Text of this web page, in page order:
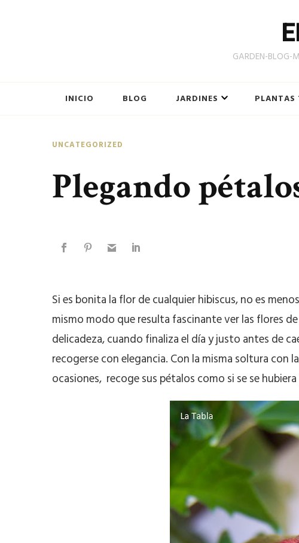
GARDEN-BLOG-
INICIO BLOG JARDINES PLANTAS
UNCATEGORIZED
Plegando
Si es bonita la flor de cualquier hibiscus, no es
mismo modo que resulta fascinante ver las flores
delicadeza, cuando finaliza el día y justo antes de
recogerse con elegancia. Con la misma soltura con
ocasiones, recoge sus pétalos como si se se